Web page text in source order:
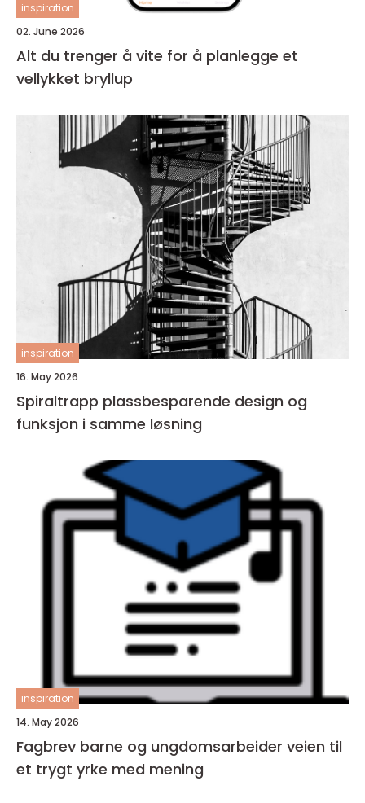
inspiration
02. June 2026
Alt du trenger å vite for å planlegge et
vellykket bryllup
inspiration
16. May 2026
Spiraltrapp plassbesparende design og
funksjon i samme løsning
inspiration
14. May 2026
Fagbrev barne og ungdomsarbeider veien til
et trygt yrke med mening